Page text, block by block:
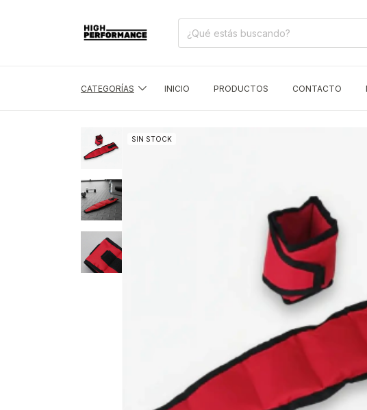
CATEGORÍAS INICIO PRODUCTOS CONTACTO
SIN STOCK